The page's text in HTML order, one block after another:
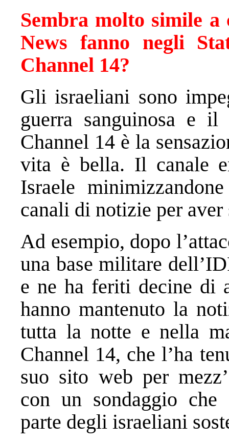
Sembra molto simile
News fanno negli
Channel 14?
Gli israeliani sono
guerra sanguinosa e il
Channel 14 è la
vita è bella. Il canale
Israele
canali di notizie per
Ad esempio, dopo
una base militare
e ne ha feriti decine di
hanno mantenuto la
tutta la notte e nella
Channel 14, che l’ha
suo sito web per
con un sondaggio che
parte degli israeliani